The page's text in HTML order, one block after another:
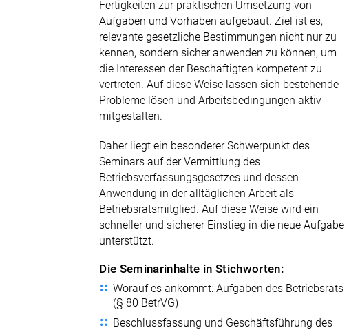
Fertigkeiten zur praktischen Umsetzung von
Aufgaben und Vorhaben aufgebaut. Ziel ist es,
relevante gesetzliche Bestimmungen nicht nur zu
kennen, sondern sicher anwenden zu können, um
die Interessen der Beschäftigten kompetent zu
vertreten. Auf diese Weise lassen sich bestehende
Probleme lösen und Arbeitsbedingungen aktiv
mitgestalten.
Daher liegt ein besonderer Schwerpunkt des
Seminars auf der Vermittlung des
Betriebsverfassungsgesetzes und dessen
Anwendung in der alltäglichen Arbeit als
Betriebsratsmitglied. Auf diese Weise wird ein
schneller und sicherer Einstieg in die neue Aufgabe
unterstützt.
Die Seminarinhalte in Stichworten:
Worauf es ankommt: Aufgaben des Betriebsrats
(§ 80 BetrVG)
Beschlussfassung und Geschäftsführung des